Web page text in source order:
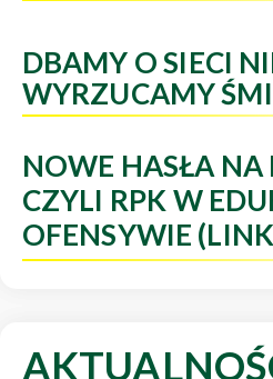
DBAMY O SIECI
WYRZUCAMY
NOWE HASŁA NA
CZYLI RPK W
OFENSYWIE